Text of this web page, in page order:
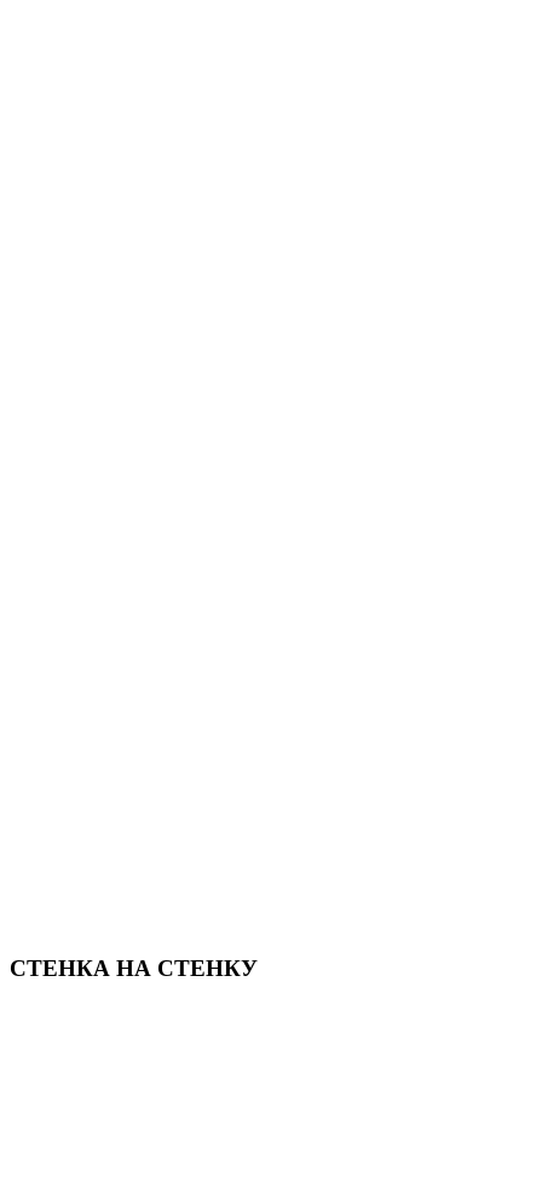
СТЕНКА НА СТЕНКУ